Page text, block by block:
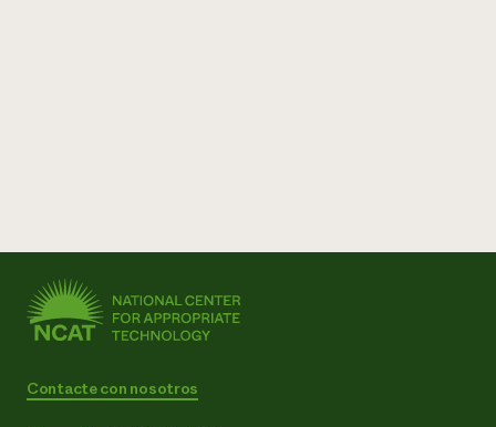
Contacte con nosotros